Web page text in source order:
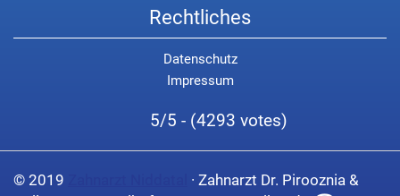
Rechtliches
Datenschutz
Impressum
5/5 - (4293 votes)
© 2019
· Zahnarzt Dr. Pirooznia &